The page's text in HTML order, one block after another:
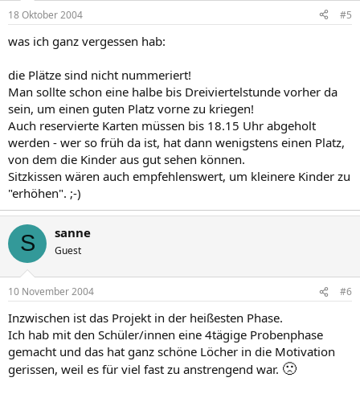
18 Oktober 2004 #5
was ich ganz vergessen hab:
die Plätze sind nicht nummeriert!
Man sollte schon eine halbe bis Dreiviertelstunde vorher da
sein, um einen guten Platz vorne zu kriegen!
Auch reservierte Karten müssen bis 18.15 Uhr abgeholt
werden - wer so früh da ist, hat dann wenigstens einen Platz,
von dem die Kinder aus gut sehen können.
Sitzkissen wären auch empfehlenswert, um kleinere Kinder zu
"erhöhen". ;-)
S sanne
Guest
10 November 2004 #6
Inzwischen ist das Projekt in der heißesten Phase.
Ich hab mit den Schüler/innen eine 4tägige Probenphase
gemacht und das hat ganz schöne Löcher in die Motivation
gerissen, weil es für viel fast zu anstrengend war. 🙁